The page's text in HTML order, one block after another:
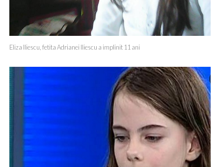
Eliza Iliescu, fetita Adrianei Iliescu a implinit 11 ani